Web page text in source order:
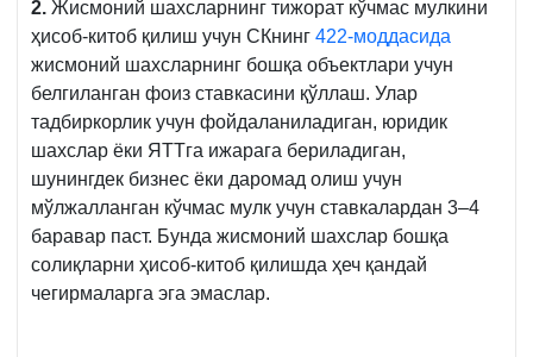
2. Жисмоний шахсларнинг тижорат кўчмас мулкини
ҳисоб-китоб қилиш учун СКнинг 422-моддасида
жисмоний шахсларнинг бошқа объектлари учун
белгиланган фоиз ставкасини қўллаш. Улар
тадбиркорлик учун фойдаланиладиган, юридик
шахслар ёки ЯТТга ижарага бериладиган,
шунингдек бизнес ёки даромад олиш учун
мўлжалланган кўчмас мулк учун ставкалардан 3–4
баравар паст. Бунда жисмоний шахслар бошқа
солиқларни ҳисоб-китоб қилишда ҳеч қандай
чегирмаларга эга эмаслар.